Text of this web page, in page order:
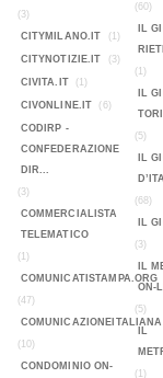
(3)
CITYMILANO.IT
(1)
CITYNOTIZIE.IT (3)
CIVITA.IT (1)
CIVONLINE.IT (6)
CODIRP -
CONFEDERAZIONE
DIR...
(3)
COMMERCIALISTA
TELEMATICO
(1)
COMUNICATISTAMPA.ORG
(47)
(10)
CONDOMINIO ON-
(60)
IL
(1)
IL
(5)
IL
(68)
IL
(3)
IL
ON-
(5)
IL
(1)